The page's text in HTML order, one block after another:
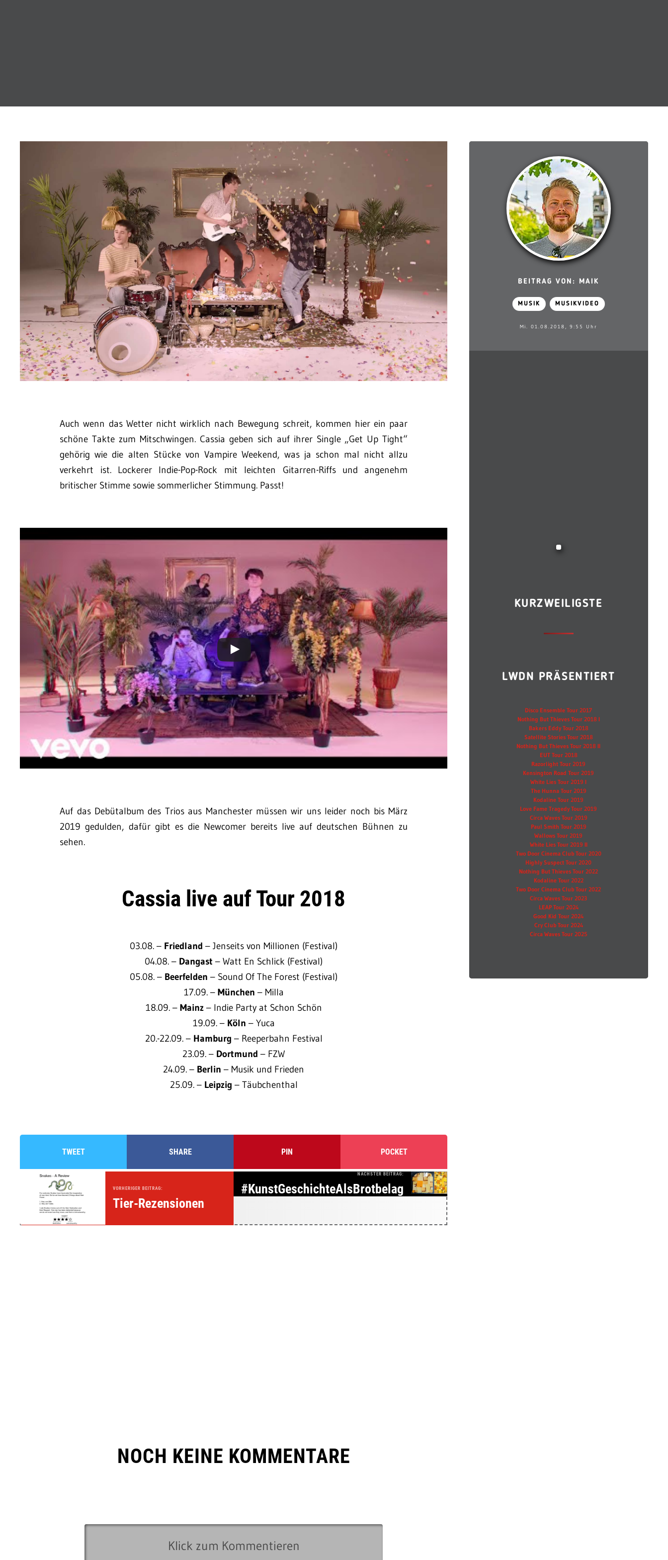
Auch wenn das Wetter nicht wirklich nach Bewegung schreit, kommen hier ein paar
schöne Takte zum Mitschwingen. Cassia geben sich auf ihrer Single „Get Up Tight“
gehörig wie die alten Stücke von Vampire Weekend, was ja schon mal nicht allzu
verkehrt ist. Lockerer Indie-Pop-Rock mit leichten Gitarren-Riffs und angenehm
britischer Stimme sowie sommerlicher Stimmung. Passt!
Auf das Debütalbum des Trios aus Manchester müssen wir uns leider noch bis März
2019 gedulden, dafür gibt es die Newcomer bereits live auf deutschen Bühnen zu
sehen.
Cassia live auf Tour 2018
03.08. – Friedland– Jenseits von Millionen (Festival)
04.08. – Dangast– Watt En Schlick (Festival)
05.08. – Beerfelden– Sound Of The Forest (Festival)
17.09. – München – Milla
18.09. – Mainz – Indie Party at Schon Schön
19.09. – Köln – Yuca
20.-22.09. – Hamburg – Reeperbahn Festival
23.09. – Dortmund– FZW
24.09. – Berlin– Musik und Frieden
25.09. – Leipzig – Täubchenthal
TWEET SHARE PIN POCKET
VORHERIGER BEITRAG:
Tier-Rezensionen
NÄCHSTER BEITRAG:
#KunstGeschichteAlsBrotbelag
NOCH KEINE KOMMENTARE
BEITRAG VON: MAIK
MUSIK MUSIKVIDEO
Mi. 01.08.2018, 9:55 Uhr
KURZWEILIGSTE
LWDN PRÄSENTIERT
Disco Ensemble Tour 2017
Nothing But Thieves Tour 2018 I
Bakers Eddy Tour 2018
Satellite Stories Tour 2018
Nothing But Thieves Tour 2018 II
EUT Tour 2018
Razorlight Tour 2019
Kensington Road Tour 2019
White Lies Tour 2019 I
The Hunna Tour 2019
Kodaline Tour 2019
Love Fame Tragedy Tour 2019
Circa Waves Tour 2019
Paul Smith Tour 2019
Wallows Tour 2019
White Lies Tour 2019 II
Two Door Cinema Club Tour 2020
Highly Suspect Tour 2020
Nothing But Thieves Tour 2022
Kodaline Tour 2022
Two Door Cinema Club Tour 2022
Circa Waves Tour 2023
LEAP Tour 2024
Good Kid Tour 2024
Cry Club Tour 2024
Circa Waves Tour 2025